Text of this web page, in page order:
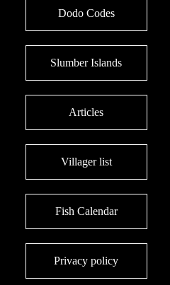
Dodo Codes
Slumber Islands
Articles
Villager list
Fish Calendar
Privacy policy